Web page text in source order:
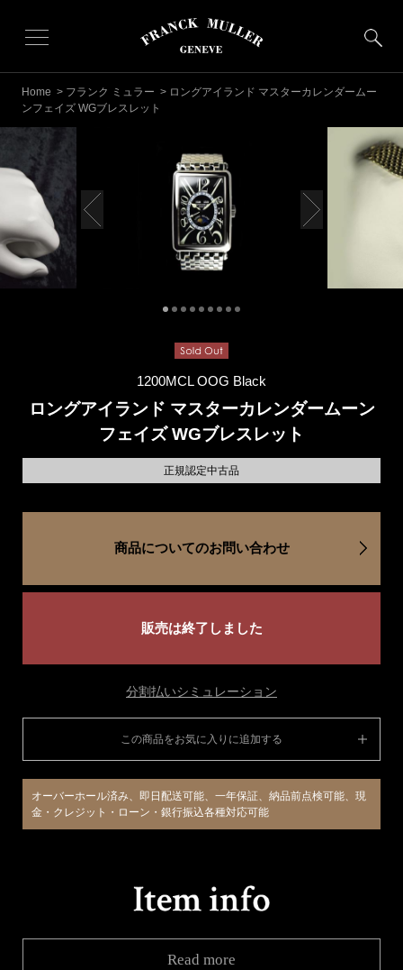
Home > フランク ミュラー > ロングアイランド マスターカレンダームー
ンフェイズ WGブレスレット
1200MCL OOG Black
ロングアイランド マスターカレンダームーン
フェイズ WGブレスレット
正規認定中古品
商品についてのお問い合わせ
販売は終了しました
分割払いシミュレーション
この商品をお気に入りに追加する
オーバーホール済み、即日配送可能、一年保証、納品前点検可能、現
金・クレジット・ローン・銀行振込各種対応可能
Read more